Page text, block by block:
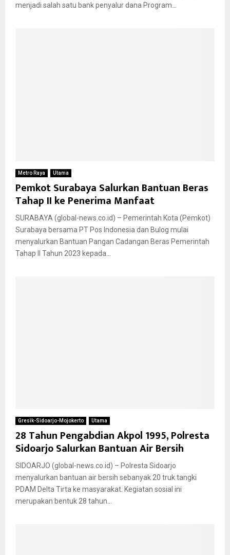
menjadi salah satu bank penyalur dana Program...
Metro Raya Utama
Pemkot Surabaya Salurkan Bantuan Beras
Tahap II ke Penerima Manfaat
SURABAYA (global-news.co.id) – Pemerintah Kota (Pemkot)
Surabaya bersama PT Pos Indonesia dan Bulog mulai
menyalurkan Bantuan Pangan Cadangan Beras Pemerintah
Tahap II Tahun 2023 kepada...
Gresik-Sidoarjo-Mojokerto Utama
28 Tahun Pengabdian Akpol 1995, Polresta
Sidoarjo Salurkan Bantuan Air Bersih
SIDOARJO (global-news.co.id) – Polresta Sidoarjo
menyalurkan bantuan air bersih sebanyak 20 truk tangki
PDAM Delta Tirta ke masyarakat. Kegiatan sosial ini
merupakan bentuk 28 tahun...